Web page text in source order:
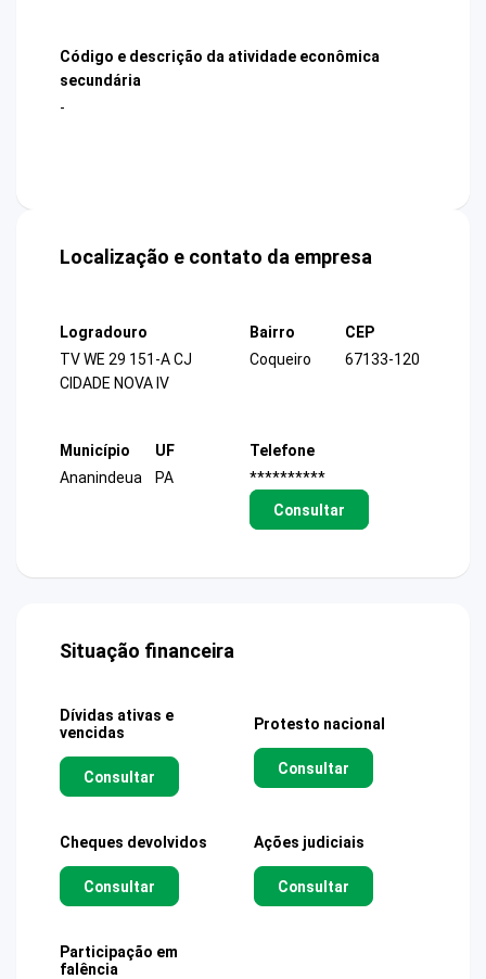
Código e descrição da atividade econômica
secundária
-
Localização e contato da empresa
Logradouro
TV WE 29 151-A CJ
CIDADE NOVA IV
Bairro
Coqueiro
CEP
67133-120
Município
Ananindeua
UF
PA
Telefone
**********
Consultar
Situação financeira
Dívidas ativas e
vencidas
Consultar
Protesto nacional
Consultar
Cheques devolvidos
Consultar
Ações judiciais
Consultar
Participação em
falência